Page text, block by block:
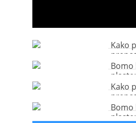
Kako
Bomo
Kako
Bomo